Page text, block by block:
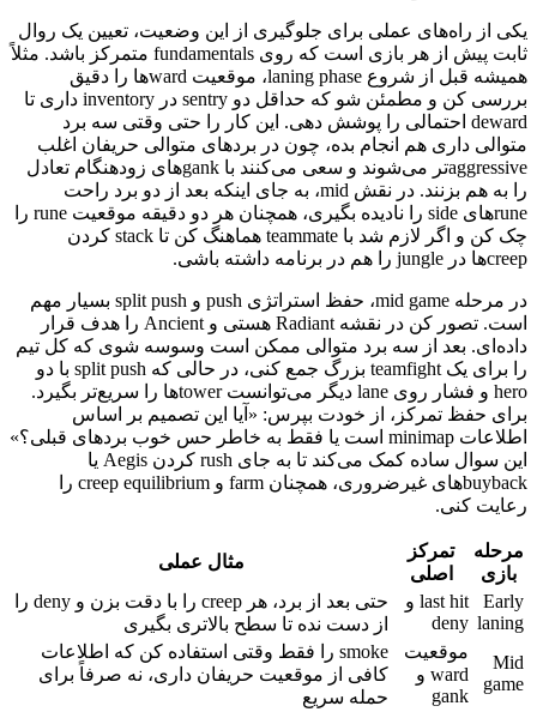
یکی از راه‌های عملی برای جلوگیری از این وضعیت، تعیین یک روال
ثابت پیش از هر بازی است که روی fundamentals متمرکز باشد. مثلاً
همیشه قبل از شروع laning phase، موقعیت wardها را دقیق
بررسی کن و مطمئن شو که حداقل دو sentry در inventory داری تا
deward احتمالی را پوشش دهی. این کار را حتی وقتی سه برد
متوالی داری هم انجام بده، چون در بردهای متوالی حریفان اغلب
aggressiveتر می‌شوند و سعی می‌کنند با gankهای زودهنگام تعادل
را به هم بزنند. در نقش mid، به جای اینکه بعد از دو برد راحت
runeهای side را نادیده بگیری، همچنان هر دو دقیقه موقعیت rune را
چک کن و اگر لازم شد با teammate هماهنگ کن تا stack کردن
creepها در jungle را هم در برنامه داشته باشی.
در مرحله mid game، حفظ استراتژی push و split push بسیار مهم
است. تصور کن در نقشه Radiant هستی و Ancient را هدف قرار
داده‌ای. بعد از سه برد متوالی ممکن است وسوسه شوی که کل تیم
را برای یک teamfight بزرگ جمع کنی، در حالی که split push با دو
hero و فشار روی lane دیگر می‌توانست towerها را سریع‌تر بگیرد.
برای حفظ تمرکز، از خودت بپرس: «آیا این تصمیم بر اساس
اطلاعات minimap است یا فقط به خاطر حس خوب بردهای قبلی؟»
این سوال ساده کمک می‌کند تا به جای rush کردن Aegis یا
buybackهای غیرضروری، همچنان farm و creep equilibrium را
رعایت کنی.
مرحله
بازی
تمرکز
اصلی
مثال عملی
Early
laning
last hit و
deny
حتی بعد از برد، هر creep را با دقت بزن و deny را
از دست نده تا سطح بالاتری بگیری
Mid
game
موقعیت
ward و
gank
smoke را فقط وقتی استفاده کن که اطلاعات
کافی از موقعیت حریفان داری، نه صرفاً برای
حمله سریع